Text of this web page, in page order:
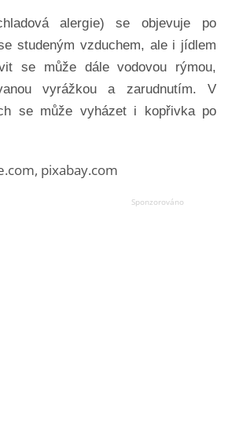
alergie) se objevuje po
studeným vzduchem, ale i jídlem
se může dále vodovou rýmou,
vyrážkou a zarudnutím. V
se může vyházet i kopřivka po
pixabay.com